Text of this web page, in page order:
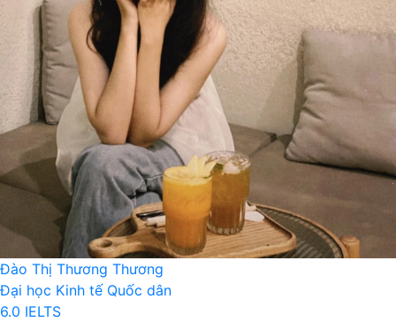
Đào Thị Thương Thương
Đại học Kinh tế Quốc dân
6.0 IELTS